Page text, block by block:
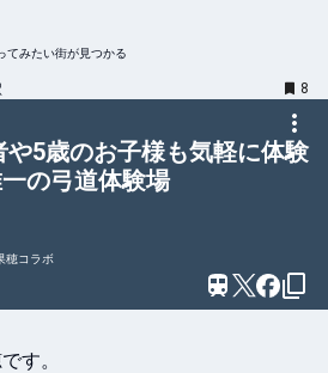
てみたい街が見つかる
8
5歳のお子様も気軽に体験
の弓道体験場
穂コラボ
す。